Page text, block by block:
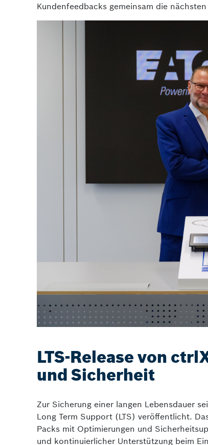
Kundenfeedbacks gemeinsam die
LTS-Release von
und Sicherheit
Zur Sicherung einer langen Lebensdauer
Long Term Support (LTS) veröffentlicht.
Packs mit Optimierungen und
und kontinuierlicher Unterstützung beim